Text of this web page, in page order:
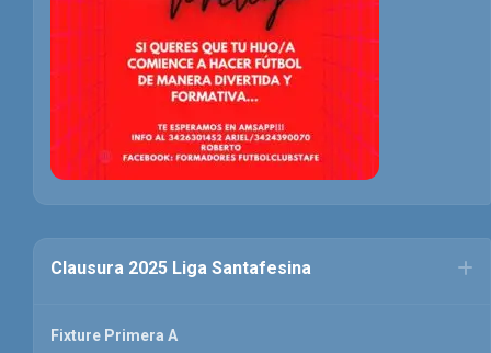
Clausura 2025 Liga Santafesina
Fixture Primera A